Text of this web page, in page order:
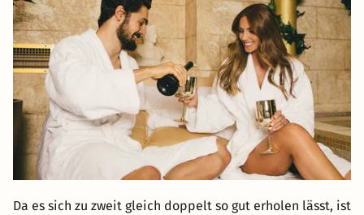
Da es sich zu zweit gleich doppelt so gut erholen lässt, ist